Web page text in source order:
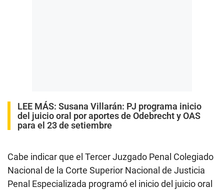
LEE MÁS: Susana Villarán: PJ programa inicio
del juicio oral por aportes de Odebrecht y OAS
para el 23 de setiembre
Cabe indicar que el Tercer Juzgado Penal Colegiado
Nacional de la Corte Superior Nacional de Justicia
Penal Especializada programó el inicio del juicio oral